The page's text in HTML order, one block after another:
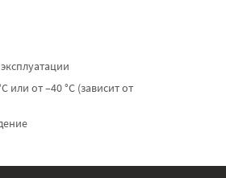
или от –40 °C (зависит от